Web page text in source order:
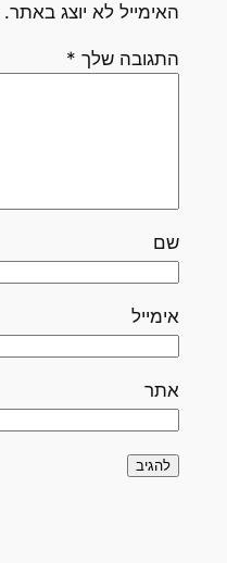
האימייל לא יוצג באתר.
התגובה שלך *
שם
אימייל
אתר